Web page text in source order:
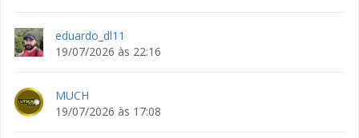
eduardo_dl11
19/07/2026 às 22:16
MUCH
19/07/2026 às 17:08